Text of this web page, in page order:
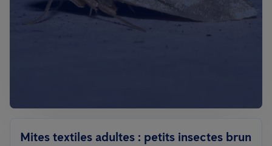
Mites textiles adultes : petits insectes brun